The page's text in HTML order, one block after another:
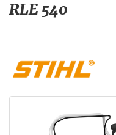
RLE 540